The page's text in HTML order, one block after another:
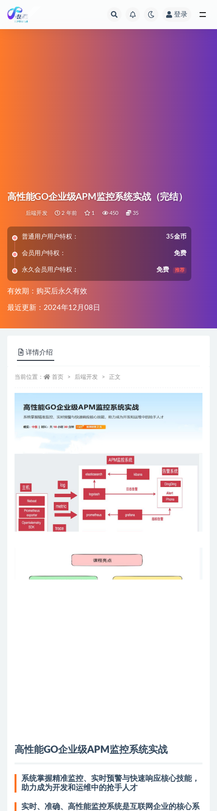
登录
高性能GO企业级APM监控系统实战（完结）
后端开发 2 年前 1 450 35
普通用户用户特权： 35金币
会员用户特权： 免费
永久会员用户特权： 免费 推荐
有效期：购买后永久有效
最近更新：2024年12月08日
详情介绍
当前位置： 首页 后端开发 正文
高性能GO企业级APM监控系统实战
系统掌握精准监控、实时预警与快速响应核心技能，
助力成为开发和运维中的抢手人才
实时、准确、高性能监控系统是互联网企业的核心系